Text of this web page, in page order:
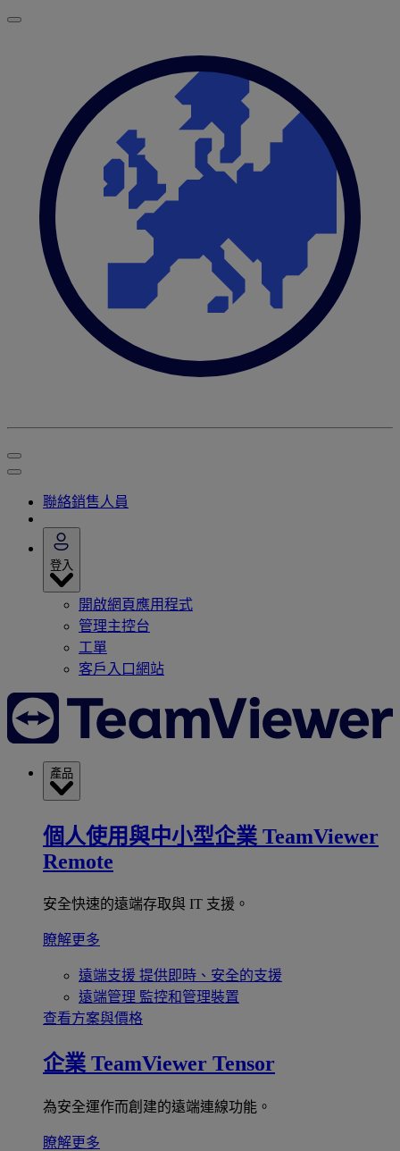
聯絡銷售人員
登入
開啟網頁應用程式
管理主控台
工單
客戶入口網站
產品
個人使用與中小型企業 TeamViewer
Remote
安全快速的遠端存取與 IT 支援。
瞭解更多
遠端支援 提供即時、安全的支援
遠端管理 監控和管理裝置
查看方案與價格
企業 TeamViewer Tensor
為安全運作而創建的遠端連線功能。
瞭解更多